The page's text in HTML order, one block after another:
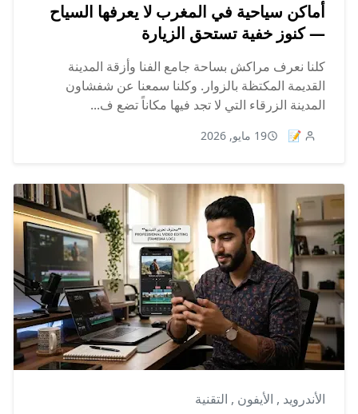
أماكن سياحية في المغرب لا يعرفها السياح
— كنوز خفية تستحق الزيارة
كلنا نعرف مراكش بساحة جامع الفنا وأزقة المدينة
القديمة المكتظة بالزوار. وكلنا سمعنا عن شفشاون
المدينة الزرقاء التي لا تجد فيها مكاناً تضع ف...
📝 19 مايو, 2026
الأندرويد , الأيفون , التقنية